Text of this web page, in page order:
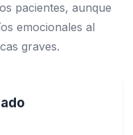
pacientes, aunque
emocionales al
graves.